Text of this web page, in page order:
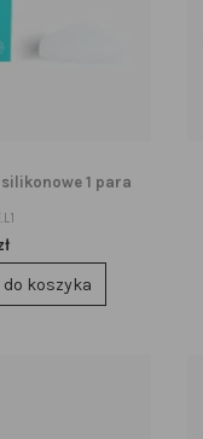
1 para
do koszyka